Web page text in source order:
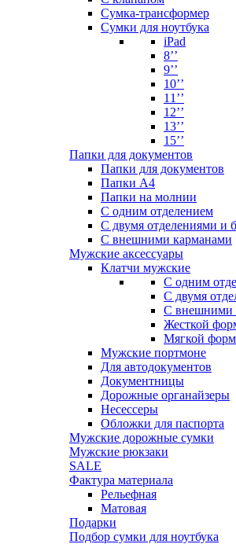
Сумка-трансформер
Сумки для ноутбука
iPad
8’’
9’’
10’’
11’’
12’’
13’’
15’’
Папки для документов
Папки для документов
Папки А4
Папки на молнии
С одним отделением
С двумя отделениями и
С внешними карманами
Мужские аксессуары
Клатчи мужские
С одним
С двумя
С внешними
Жесткой
Мягкой
Мужские портмоне
Для автодокументов
Документницы
Дорожные органайзеры
Несессеры
Обложки для паспорта
Мужские дорожные сумки
Мужские рюкзаки
SALE
Фактура материала
Рельефная
Матовая
Подарки
Подбор сумки для ноутбука